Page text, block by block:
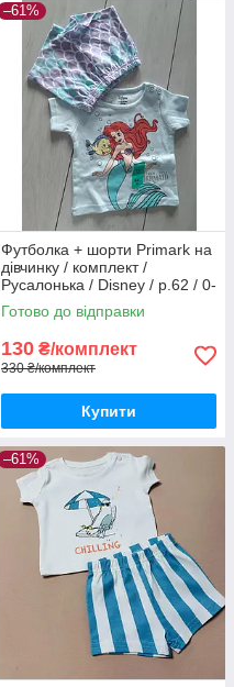
–61%
Футболка + шорти Primark на
дівчинку / комплект /
Русалонька / Disney / р.62 / 0-
3 місяці / більшомір
Готово до відправки
130 ₴/комплект
330 ₴/комплект
Купити
–61%